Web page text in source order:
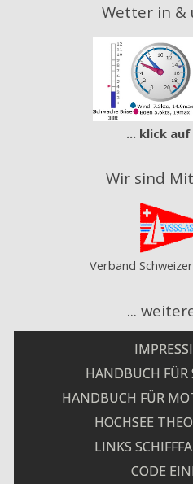
Wetter in &
... klick auf
Wir sind
Verband
...
HANDBUCH FÜR
HANDBUCH FÜR
HOCHSEE
LINKS
CODE